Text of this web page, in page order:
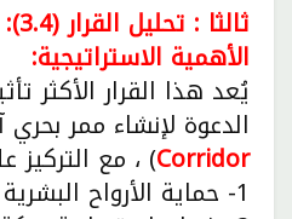
ثالثا : تحليل القرار (3.4): إنشاء ممر بحري آمن
الأهمية الاستراتيجية:
يُعد هذا القرار الأكثر
الدعوة لإنشاء ممر
Corridor) ، مع التركيز
1- حماية الأرواح البشرية (البحارة) .